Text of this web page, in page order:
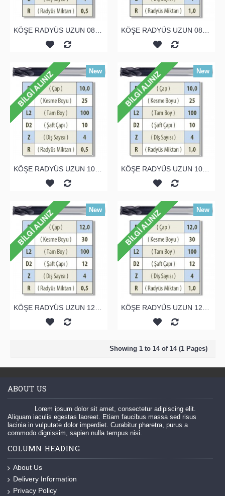
New New
New New
Showing 1 to 14 of 14 (1 Pages)
ABOUT US
Lorem ipsum dolor sit amet, consectetur adipiscing elit.
Aliquam iaculis egestas laoreet. Etiam faucibus massa sed risus
lacinia in vulputate dolor imperdiet. Curabitur pharetra, purus a
commodo dignissim, sapien nulla tempus nisi.
COLUMN HEADING
About Us
Delivery Information
Privacy Policy